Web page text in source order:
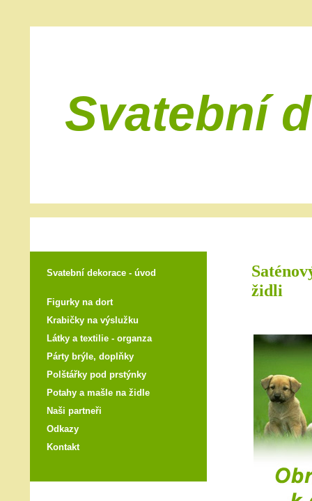
Svatební
Svatební dekorace - úvod
Figurky na dort
Krabičky na výslužku
Látky a textilie - organza
Párty brýle, doplňky
Polštářky pod prstýnky
Potahy a mašle na židle
Naši partneři
Odkazy
Kontakt
židli